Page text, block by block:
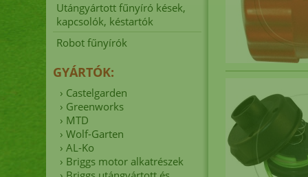
Utángyártott fűnyíró kések,
kapcsolók, késtartók
Robot fűnyírók
GYÁRTÓK:
› Castelgarden
› Greenworks
› MTD
› Wolf-Garten
› AL-Ko
› Briggs motor alkatrészek